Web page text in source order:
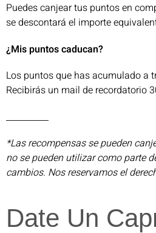
Puedes canjear tus puntos en
se descontará el importe
¿Mis puntos caducan?
Los puntos que has acumulado a
Recibirás un mail de recordatorio
__________
*Las recompensas se pueden
no se pueden utilizar como parte
cambios. Nos reservamos el
Date Un